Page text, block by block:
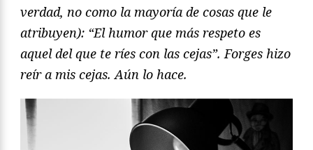
verdad, no como la mayoría de cosas que le
atribuyen): “El humor que más respeto es
aquel del que te ríes con las cejas”. Forges hizo
reír a mis cejas. Aún lo hace.